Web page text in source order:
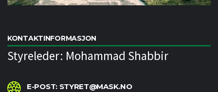
KONTAKTINFORMASJON
Styreleder: Mohammad Shabbir
E-POST: STYRET@MASK.NO